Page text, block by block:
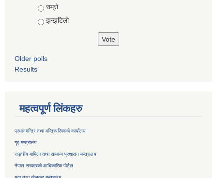
राम्रो
झन्झटिलो
Older polls
Results
महत्वपूर्ण लिंकहरु
प्रधानमन्त्रि तथा मन्त्रिपरिषदको कार्यालय
गृह मन्त्रालय
सङ्घीय मामिला तथा सामान्य प्रशासन मन्त्रालय
नेपाल सरकारको आधिकारिक पोर्टल